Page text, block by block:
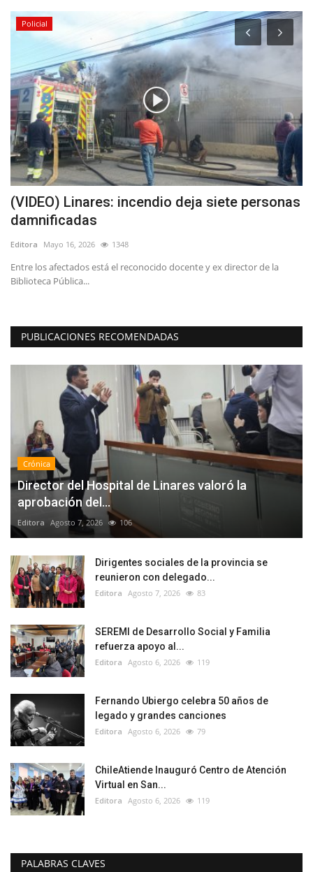
Policial
(VIDEO) Linares: incendio deja siete personas
damnificadas
Editora Mayo 16, 2026 1348
Entre los afectados está el reconocido docente y ex director de la
Biblioteca Pública...
PUBLICACIONES RECOMENDADAS
Crónica
Director del Hospital de Linares valoró la
aprobación del...
Editora Agosto 7, 2026 106
Dirigentes sociales de la provincia se
reunieron con delegado...
Editora Agosto 7, 2026 83
SEREMI de Desarrollo Social y Familia
refuerza apoyo al...
Editora Agosto 6, 2026 119
Fernando Ubiergo celebra 50 años de
legado y grandes canciones
Editora Agosto 6, 2026 79
ChileAtiende Inauguró Centro de Atención
Virtual en San...
Editora Agosto 6, 2026 119
PALABRAS CLAVES